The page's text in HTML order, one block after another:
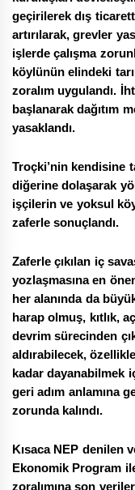
geçirilerek dış
artırılarak, grevler
işlerde çalışma
köylünün elindeki
zoralım uygulandı.
başlanarak dağıtım
yasaklandı.
Troçki’nin kendisine
diğerine dolaşarak
işçilerin ve yoksul
zaferle sonuçlandı.
Zaferle çıkılan iç
yozlaşmasına en
her alanında da
harap olmuş, kıtlık,
devrim sürecinden
aldırabilecek,
kadar dayanabilmek
geri adım anlamına
zorunda kalındı.
Kısaca NEP denilen
Ekonomik Program
zoralımına son